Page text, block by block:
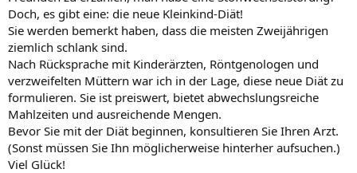
Doch, es gibt eine: die neue Kleinkind-Diät!
Sie werden bemerkt haben, dass die meisten Zweijährigen
ziemlich schlank sind.
Nach Rücksprache mit Kinderärzten, Röntgenologen und
verzweifelten Müttern war ich in der Lage, diese neue Diät zu
formulieren. Sie ist preiswert, bietet abwechslungsreiche
Mahlzeiten und ausreichende Mengen.
Bevor Sie mit der Diät beginnen, konsultieren Sie Ihren Arzt.
(Sonst müssen Sie Ihn möglicherweise hinterher aufsuchen.)
Viel Glück!